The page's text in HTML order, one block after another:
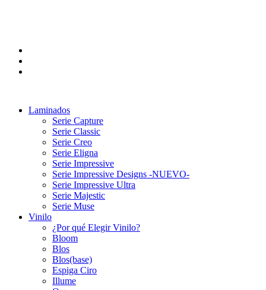
Laminados
Serie Capture
Serie Classic
Serie Creo
Serie Eligna
Serie Impressive
Serie Impressive Designs -NUEVO-
Serie Impressive Ultra
Serie Majestic
Serie Muse
Vinilo
¿Por qué Elegir Vinilo?
Bloom
Blos
Blos(base)
Espiga Ciro
Illume